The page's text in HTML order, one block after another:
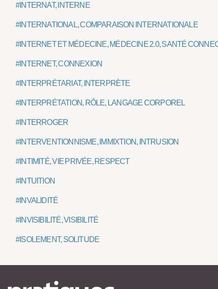
#INTERNAT, INTERNE
#INTERNATIONAL, COMPARAISON INTERNATIONALE
#INTERNET ET MÉDECINE, MÉDECINE 2.0, SANTÉ
#INTERNET, CONNEXION
#INTERPRÉTARIAT, INTERPRÈTE
#INTERPRÉTATION, RÔLE, LANGAGE CORPOREL
#INTERROGER
#INTERVENTIONNISME, IMMIXTION, INTRUSION
#INTIMITÉ, VIE PRIVÉE, RESPECT
#INTUITION
#INVALIDITÉ
#INVISIBILITÉ, VISIBILITÉ
#ISOLEMENT, SOLITUDE